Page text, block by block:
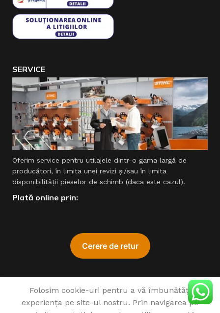
SERVICE
Oferim service pentru utilajele dintr-o gama largă de
producători, în limita unei revizi şi/sau în limita
disponibilităţii pieselor de schimb (daca este cazul).
Plată online prin:
1993 - 2022 SIMPROCOM SRL. Made with♥by201.ro
Folosim cookie-uri pentru a vă îmbunătăți
experiența pe site-ul nostru. Prin navigarea pe